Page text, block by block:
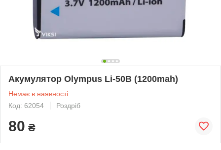
Акумулятор Olympus Li-50B (1200mah)
Немає в наявності
Код: 62054
Роздріб
80 ₴